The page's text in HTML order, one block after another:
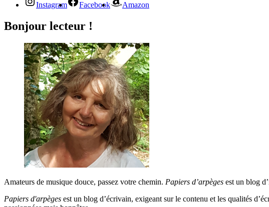
Instagram Facebook Amazon
Bonjour lecteur !
Amateurs de musique douce, passez votre chemin. Papiers d’arpèges est un blog
Papiers d'arpèges est un blog d’écrivain, exigeant sur le contenu et les qualités